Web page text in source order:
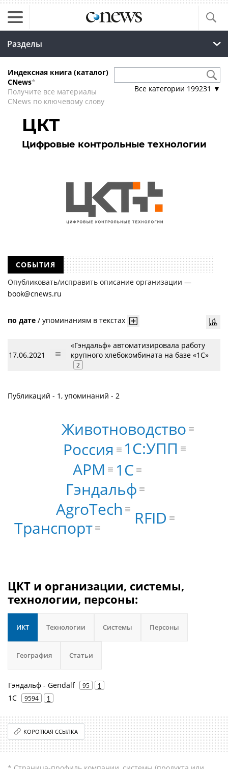
Разделы
Индексная книга (каталог)
CNews*
Получите все материалы
CNews по ключевому слову
Все категории 199231 ▼
ЦКТ
Цифровые контрольные технологии
СОБЫТИЯ
Опубликовать/исправить описание организации —
book@cnews.ru
по дате / упоминаниям в текстах
17.06.2021
«Гэндальф» автоматизировала работу
крупного хлебокомбината на базе «1С»
2
Публикаций - 1, упоминаний - 2
Гэндальф
1С
AgroTech
АРМ
RFID
1С:УПП
Россия
Транспорт
Животноводство
ЦКТ и организации, системы,
технологии, персоны:
ИКТ Технологии Системы Персоны
География Статьи
Гэндальф - Gendalf 95 1
1С 9594 1
КОРОТКАЯ ССЫЛКА